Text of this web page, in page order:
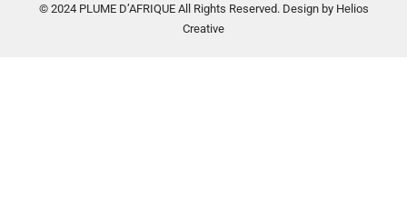
© 2024 PLUME D’AFRIQUE All Rights Reserved. Design by Helios
Creative